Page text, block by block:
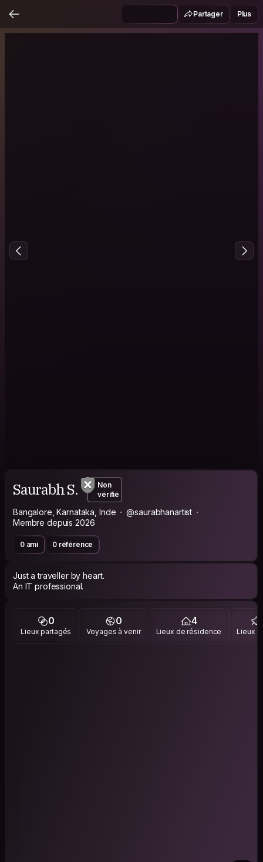
Partager Plus
Saurabh S.
Non
vérifié
Bangalore, Karnataka, Inde
@saurabhanartist
Membre depuis 2026
0 ami 0 référence
Just a traveller by heart.
An IT professional.
0
Lieux partagés
0
Voyages à venir
4
Lieux de résidence Lieux